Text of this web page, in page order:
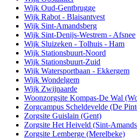
Wijk Oud-Gentbrugge
Wijk Rabot - Blaisantvest
Wijk Sint-Amandsberg
Wijk Sint-Denijs-Westrem - Afsnee
Wijk Sluizeken - Tolhuis - Ham
Wijk Stationsbuurt-Noord
Wijk Stationsbuurt-Zuid
Wijk Watersportbaan - Ekkergem
Wijk Wondelgem
Wijk Zwijnaarde
Woonzorgsite Kompas-De Wal
Zorgcampus Scheldevelde (De
Zorgsite Guislain (Gent)
Zorgsite Het Heiveld (Sint-
Zorgsite Lemberge (Merelbeke)